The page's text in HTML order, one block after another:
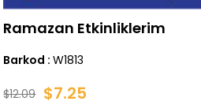
Ramazan Etkinliklerim
Barkod : W1813
$12.09 $7.25